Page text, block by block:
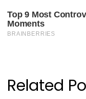
Related